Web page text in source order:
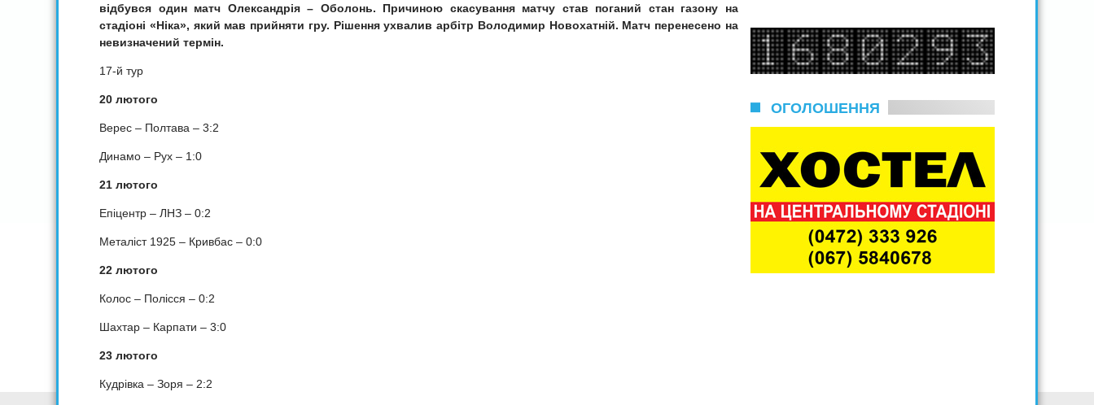
відбувся один матч Олександрія – Оболонь. Причиною скасування матчу став поганий стан газону на
стадіоні «Ніка», який мав прийняти гру. Рішення ухвалив арбітр Володимир Новохатній. Матч перенесено на
невизначений термін.
17-й тур
20 лютого
Верес – Полтава – 3:2
Динамо – Рух – 1:0
21 лютого
Епіцентр – ЛНЗ – 0:2
Металіст 1925 – Кривбас – 0:0
22 лютого
Колос – Полісся – 0:2
Шахтар – Карпати – 3:0
23 лютого
Кудрівка – Зоря – 2:2
ОГОЛОШЕННЯ